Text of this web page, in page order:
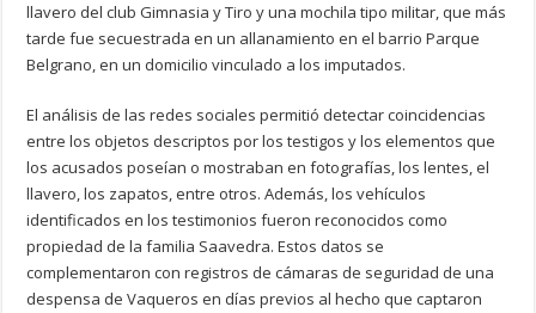
llavero del club Gimnasia y Tiro y una mochila tipo militar, que más
tarde fue secuestrada en un allanamiento en el barrio Parque
Belgrano, en un domicilio vinculado a los imputados.
El análisis de las redes sociales permitió detectar coincidencias
entre los objetos descriptos por los testigos y los elementos que
los acusados poseían o mostraban en fotografías, los lentes, el
llavero, los zapatos, entre otros. Además, los vehículos
identificados en los testimonios fueron reconocidos como
propiedad de la familia Saavedra. Estos datos se
complementaron con registros de cámaras de seguridad de una
despensa de Vaqueros en días previos al hecho que captaron